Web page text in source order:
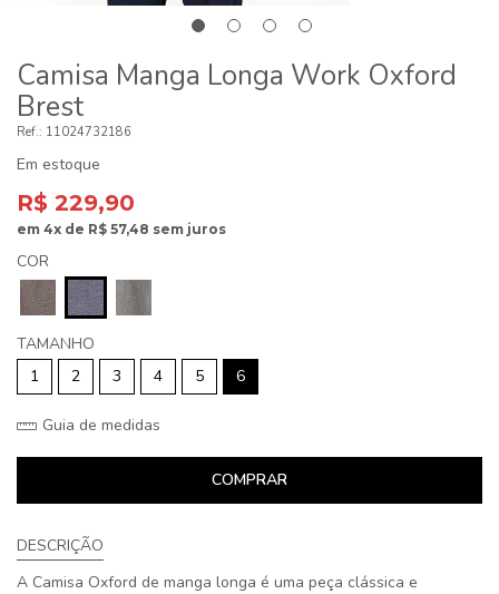
Camisa Manga Longa Work Oxford
Brest
11024732186
Em estoque
R$ 229,90
em 4x de R$ 57,48 sem juros
COR
TAMANHO
1
2 3 4 5 6
Guia de medidas
COMPRAR
DESCRIÇÃO
A Camisa Oxford de manga longa é uma peça clássica e